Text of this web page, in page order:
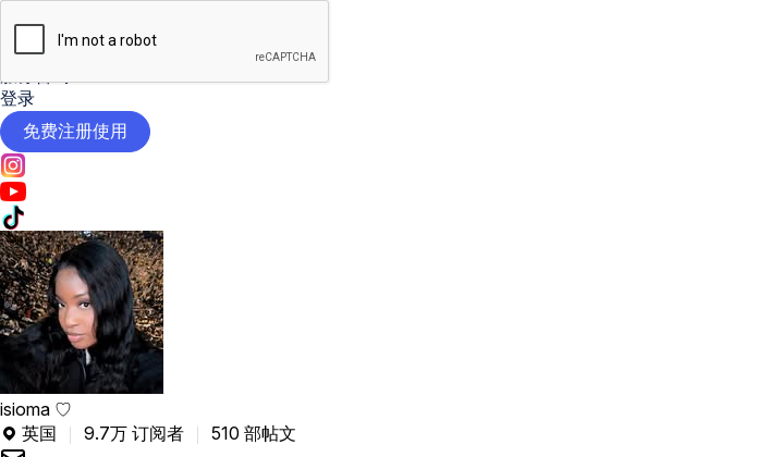
AI工具
定价
登录
免费注册使用
isioma ♡
 英国 9.7万 订阅者
510 部帖文